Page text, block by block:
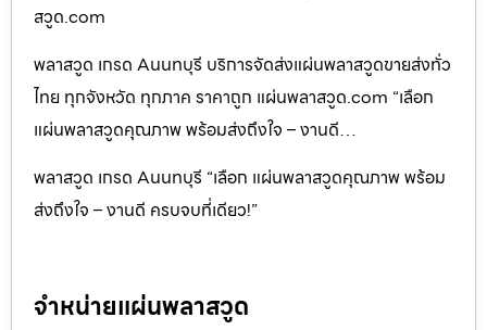
สวูด.com
พลาสวูด เกรด Aนนทบุรี บริการจัดส่งแผ่นพลาสวูดขายส่งทั่ว
ไทย ทุกจังหวัด ทุกภาค ราคาถูก แผ่นพลาสวูด.com “เลือก
แผ่นพลาสวูดคุณภาพ พร้อมส่งถึงใจ – งานดี…
พลาสวูด เกรด Aนนทบุรี “เลือก แผ่นพลาสวูดคุณภาพ พร้อม
ส่งถึงใจ – งานดี ครบจบที่เดียว!”
จำหน่ายแผ่นพลาสวูด